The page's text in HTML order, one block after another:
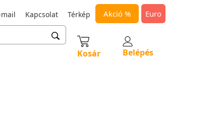
mail Kapcsolat Térkép Akció % Euro
Kosár Belépés